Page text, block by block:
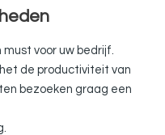
must voor uw bedrijf.
de productiviteit van
bezoeken graag een